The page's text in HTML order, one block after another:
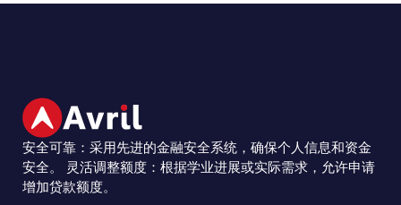
安全可靠：采用先进的金融安全系统，确保个人信息和资金
安全。 灵活调整额度：根据学业进展或实际需求，允许申请
增加贷款额度。